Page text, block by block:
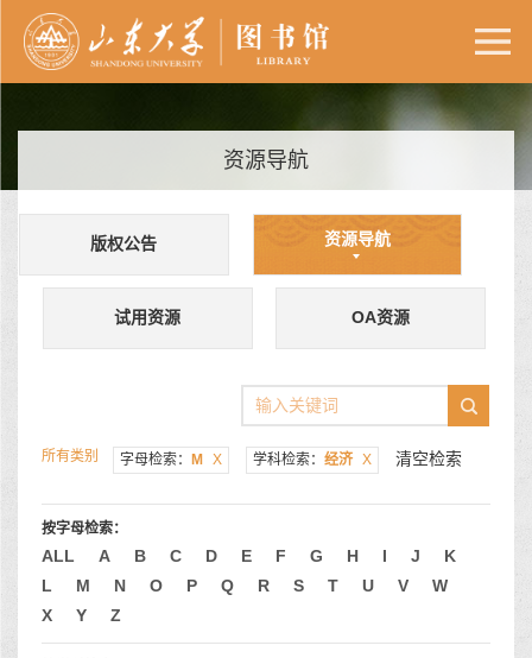
资源导航
版权公告 资源导航
试用资源 OA资源
所有类别 字母检索： M X 学科检索： 经济 X 清空检索
按字母检索：
ALL A B C D E F G H I J
K
L
M N O P Q R S T U V
W
X
Y Z